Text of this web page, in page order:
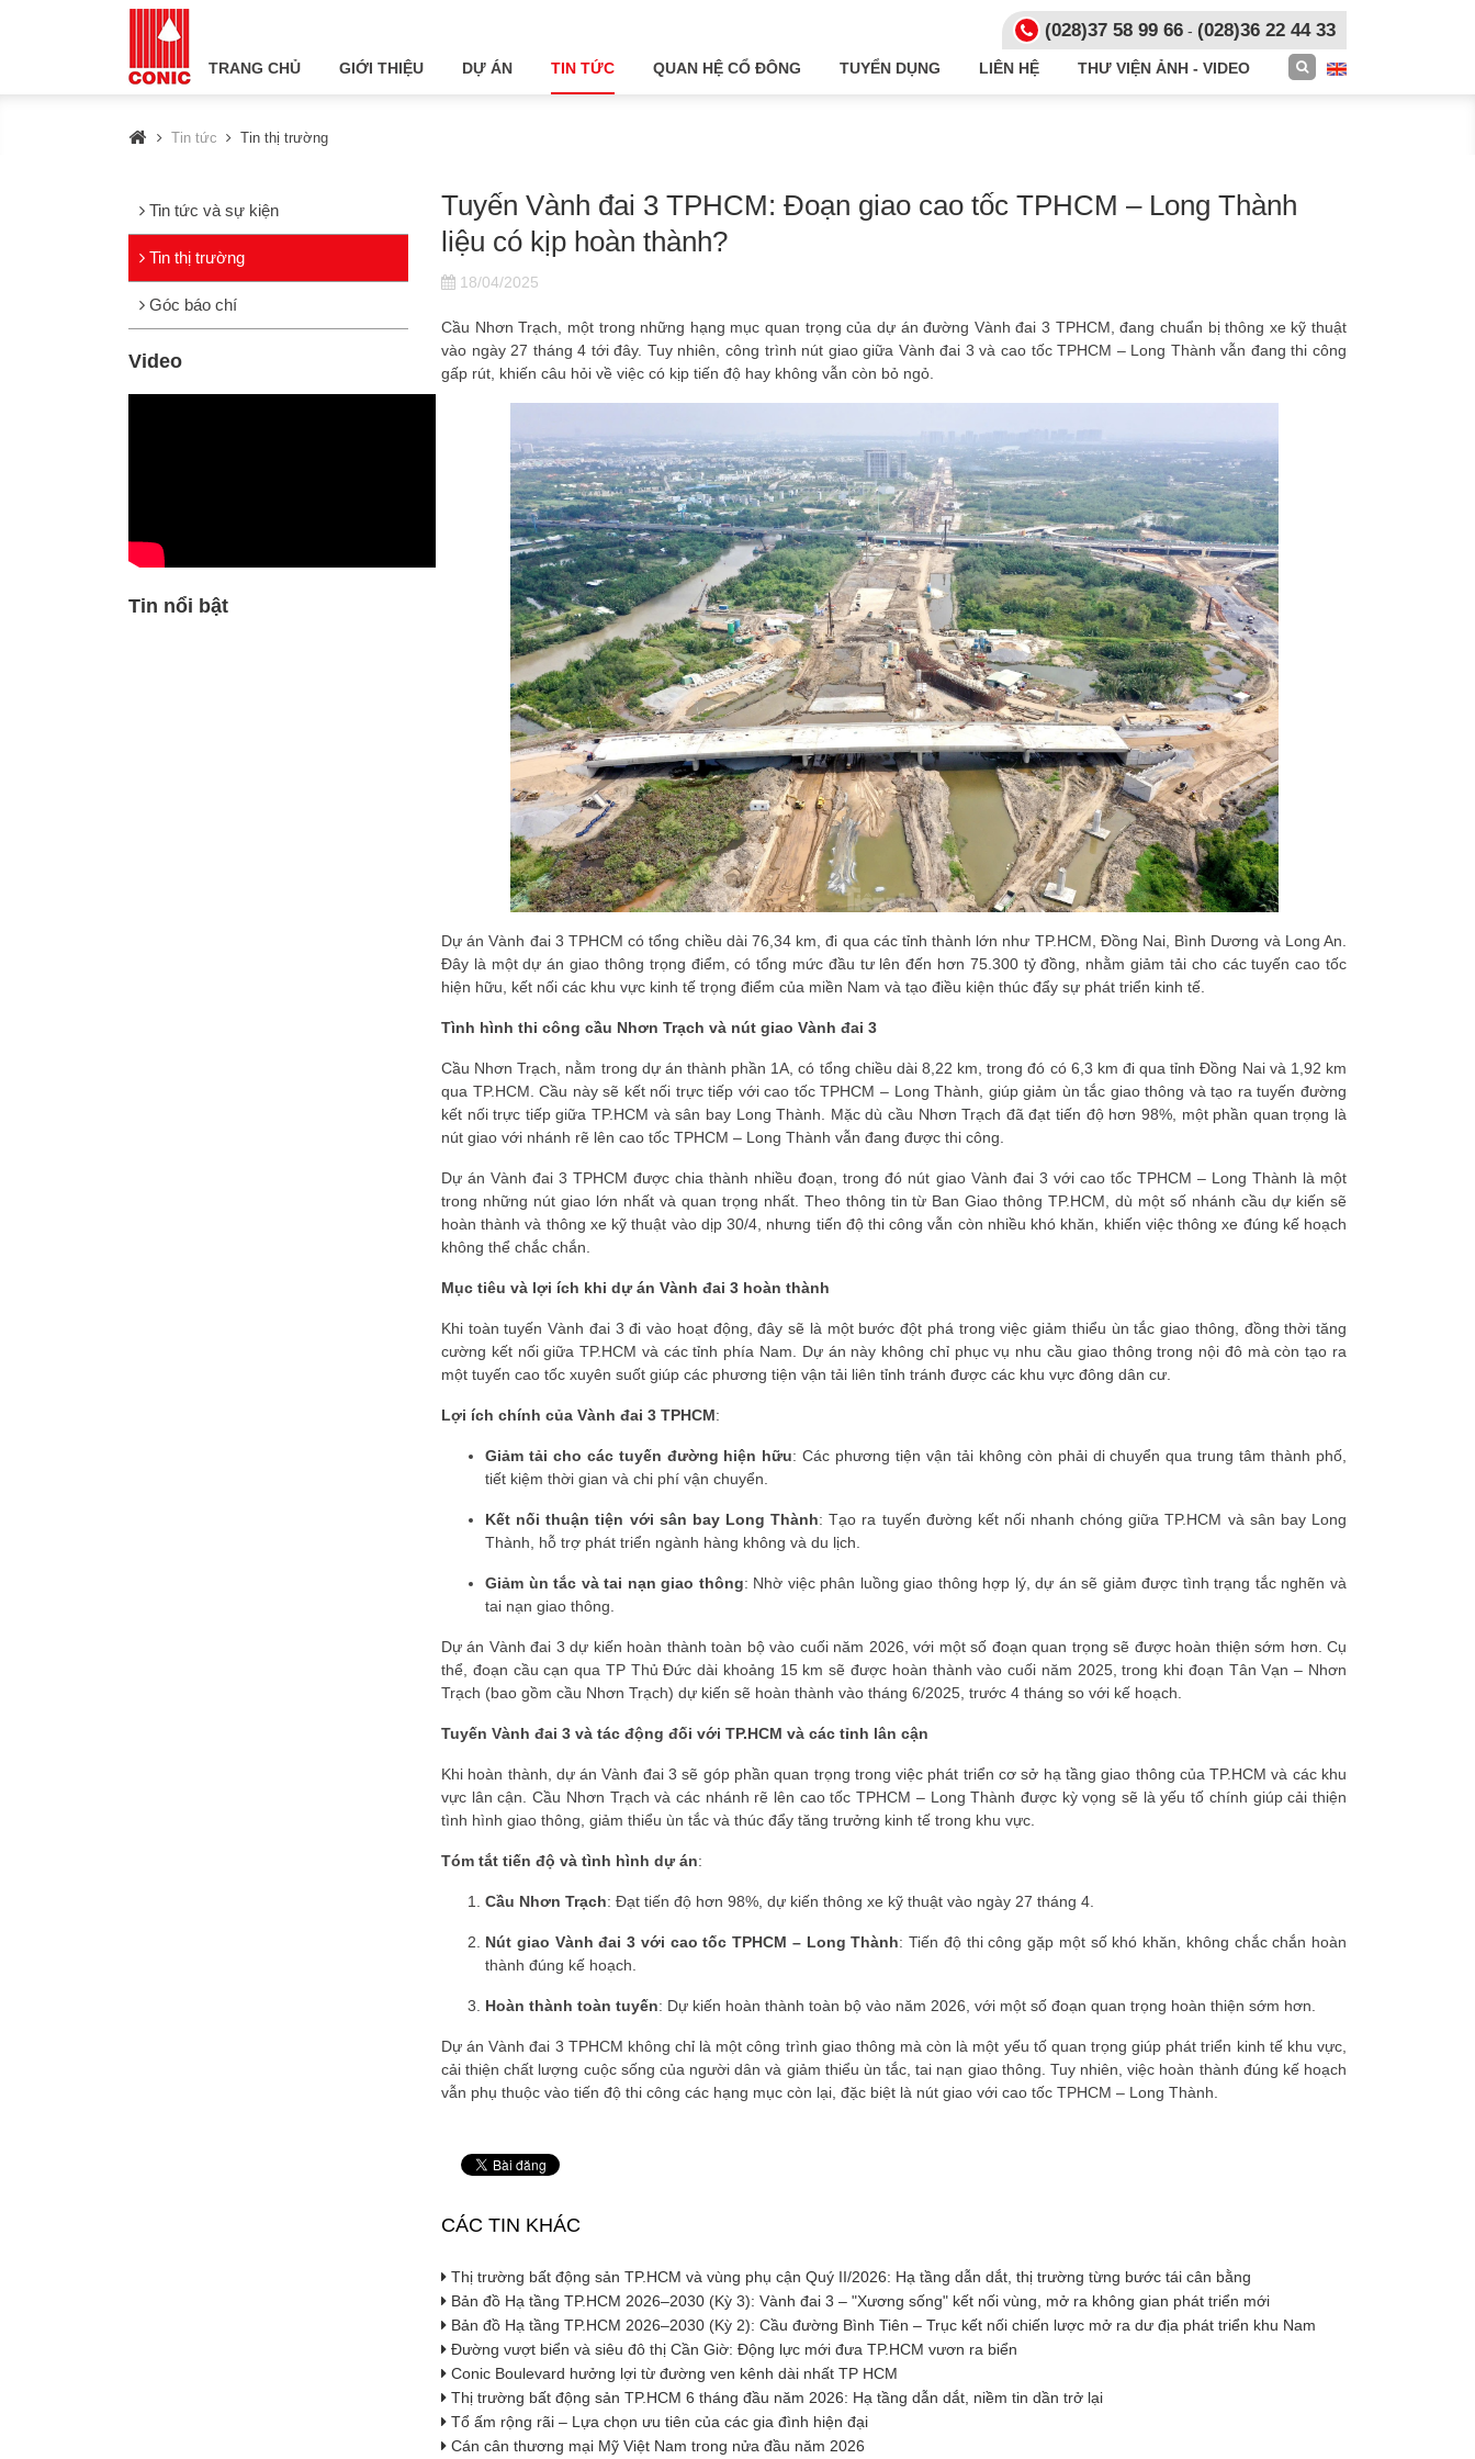
(028)37 58 99 66 - (028)36 22 44 33
TRANG CHỦ GIỚI THIỆU DỰ ÁN TIN TỨC QUAN HỆ CỔ ĐÔNG TUYỂN DỤNG LIÊN HỆ THƯ VIỆN ẢNH - VIDEO
Tin tức Tin thị trường
Tuyến Vành đai 3 TPHCM: Đoạn giao cao tốc TPHCM – Long Thành
liệu có kịp hoàn thành?
18/04/2025
Cầu Nhơn Trạch, một trong những hạng mục quan trọng của dự án đường Vành đai 3 TPHCM, đang chuẩn bị thông xe kỹ thuật
vào ngày 27 tháng 4 tới đây. Tuy nhiên, công trình nút giao giữa Vành đai 3 và cao tốc TPHCM – Long Thành vẫn đang thi công
gấp rút, khiến câu hỏi về việc có kịp tiến độ hay không vẫn còn bỏ ngỏ.
Dự án Vành đai 3 TPHCM có tổng chiều dài 76,34 km, đi qua các tỉnh thành lớn như TP.HCM, Đồng Nai, Bình Dương và Long An.
Đây là một dự án giao thông trọng điểm, có tổng mức đầu tư lên đến hơn 75.300 tỷ đồng, nhằm giảm tải cho các tuyến cao tốc
hiện hữu, kết nối các khu vực kinh tế trọng điểm của miền Nam và tạo điều kiện thúc đẩy sự phát triển kinh tế.
Tình hình thi công cầu Nhơn Trạch và nút giao Vành đai 3
Cầu Nhơn Trạch, nằm trong dự án thành phần 1A, có tổng chiều dài 8,22 km, trong đó có 6,3 km đi qua tỉnh Đồng Nai và 1,92 km
qua TP.HCM. Cầu này sẽ kết nối trực tiếp với cao tốc TPHCM – Long Thành, giúp giảm ùn tắc giao thông và tạo ra tuyến đường
kết nối trực tiếp giữa TP.HCM và sân bay Long Thành. Mặc dù cầu Nhơn Trạch đã đạt tiến độ hơn 98%, một phần quan trọng là
nút giao với nhánh rẽ lên cao tốc TPHCM – Long Thành vẫn đang được thi công.
Dự án Vành đai 3 TPHCM được chia thành nhiều đoạn, trong đó nút giao Vành đai 3 với cao tốc TPHCM – Long Thành là một
trong những nút giao lớn nhất và quan trọng nhất. Theo thông tin từ Ban Giao thông TP.HCM, dù một số nhánh cầu dự kiến sẽ
hoàn thành và thông xe kỹ thuật vào dịp 30/4, nhưng tiến độ thi công vẫn còn nhiều khó khăn, khiến việc thông xe đúng kế hoạch
không thể chắc chắn.
Mục tiêu và lợi ích khi dự án Vành đai 3 hoàn thành
Khi toàn tuyến Vành đai 3 đi vào hoạt động, đây sẽ là một bước đột phá trong việc giảm thiểu ùn tắc giao thông, đồng thời tăng
cường kết nối giữa TP.HCM và các tỉnh phía Nam. Dự án này không chỉ phục vụ nhu cầu giao thông trong nội đô mà còn tạo ra
một tuyến cao tốc xuyên suốt giúp các phương tiện vận tải liên tỉnh tránh được các khu vực đông dân cư.
Lợi ích chính của Vành đai 3 TPHCM:
Giảm tải cho các tuyến đường hiện hữu: Các phương tiện vận tải không còn phải di chuyển qua trung tâm thành phố,
tiết kiệm thời gian và chi phí vận chuyển.
Kết nối thuận tiện với sân bay Long Thành: Tạo ra tuyến đường kết nối nhanh chóng giữa TP.HCM và sân bay Long
Thành, hỗ trợ phát triển ngành hàng không và du lịch.
Giảm ùn tắc và tai nạn giao thông: Nhờ việc phân luồng giao thông hợp lý, dự án sẽ giảm được tình trạng tắc nghẽn và
tai nạn giao thông.
Dự án Vành đai 3 dự kiến hoàn thành toàn bộ vào cuối năm 2026, với một số đoạn quan trọng sẽ được hoàn thiện sớm hơn. Cụ
thể, đoạn cầu cạn qua TP Thủ Đức dài khoảng 15 km sẽ được hoàn thành vào cuối năm 2025, trong khi đoạn Tân Vạn – Nhơn
Trạch (bao gồm cầu Nhơn Trạch) dự kiến sẽ hoàn thành vào tháng 6/2025, trước 4 tháng so với kế hoạch.
Tuyến Vành đai 3 và tác động đối với TP.HCM và các tỉnh lân cận
Khi hoàn thành, dự án Vành đai 3 sẽ góp phần quan trọng trong việc phát triển cơ sở hạ tầng giao thông của TP.HCM và các khu
vực lân cận. Cầu Nhơn Trạch và các nhánh rẽ lên cao tốc TPHCM – Long Thành được kỳ vọng sẽ là yếu tố chính giúp cải thiện
tình hình giao thông, giảm thiểu ùn tắc và thúc đẩy tăng trưởng kinh tế trong khu vực.
Tóm tắt tiến độ và tình hình dự án:
Cầu Nhơn Trạch: Đạt tiến độ hơn 98%, dự kiến thông xe kỹ thuật vào ngày 27 tháng 4.
Nút giao Vành đai 3 với cao tốc TPHCM – Long Thành: Tiến độ thi công gặp một số khó khăn, không chắc chắn hoàn
thành đúng kế hoạch.
Hoàn thành toàn tuyến: Dự kiến hoàn thành toàn bộ vào năm 2026, với một số đoạn quan trọng hoàn thiện sớm hơn.
Dự án Vành đai 3 TPHCM không chỉ là một công trình giao thông mà còn là một yếu tố quan trọng giúp phát triển kinh tế khu vực,
cải thiện chất lượng cuộc sống của người dân và giảm thiểu ùn tắc, tai nạn giao thông. Tuy nhiên, việc hoàn thành đúng kế hoạch
vẫn phụ thuộc vào tiến độ thi công các hạng mục còn lại, đặc biệt là nút giao với cao tốc TPHCM – Long Thành.
CÁC TIN KHÁC
Thị trường bất động sản TP.HCM và vùng phụ cận Quý II/2026: Hạ tầng dẫn dắt, thị trường từng bước tái cân bằng
Bản đồ Hạ tầng TP.HCM 2026–2030 (Kỳ 3): Vành đai 3 – "Xương sống" kết nối vùng, mở ra không gian phát triển mới
Bản đồ Hạ tầng TP.HCM 2026–2030 (Kỳ 2): Cầu đường Bình Tiên – Trục kết nối chiến lược mở ra dư địa phát triển khu Nam
Đường vượt biển và siêu đô thị Cần Giờ: Động lực mới đưa TP.HCM vươn ra biển
Conic Boulevard hưởng lợi từ đường ven kênh dài nhất TP HCM
Thị trường bất động sản TP.HCM 6 tháng đầu năm 2026: Hạ tầng dẫn dắt, niềm tin dần trở lại
Tổ ấm rộng rãi – Lựa chọn ưu tiên của các gia đình hiện đại
Cán cân thương mại Mỹ Việt Nam trong nửa đầu năm 2026
Tin tức và sự kiện
Tin thị trường
Góc báo chí
Video
Tin nổi bật